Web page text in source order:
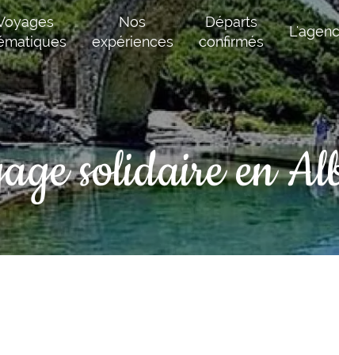
Nos
expériences
Départs
confirmés
solidaire en